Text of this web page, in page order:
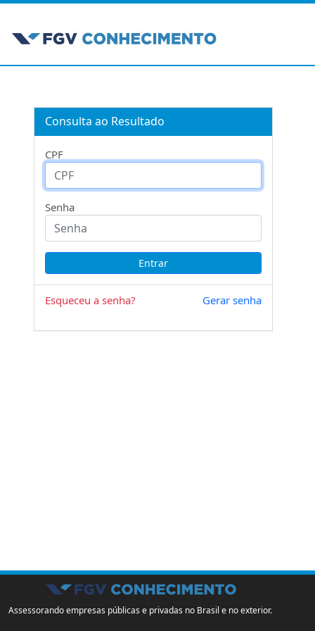
Consulta ao Resultado
CPF
Senha
Esqueceu a senha? Gerar senha
Assessorando empresas públicas e privadas no Brasil e no exterior.